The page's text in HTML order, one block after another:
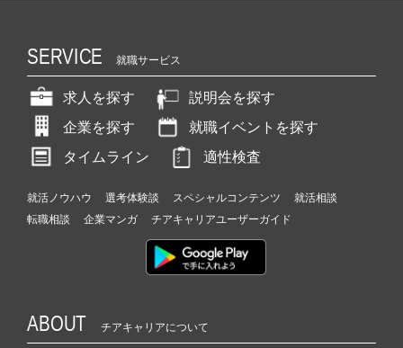
SERVICE 就職サービス
求人を探す
説明会を探す
企業を探す
就職イベントを探す
タイムライン
適性検査
就活ノウハウ 選考体験談 スペシャルコンテンツ
就活相談
転職相談
企業マンガ チアキャリアユーザーガイド
ABOUT チアキャリアについて